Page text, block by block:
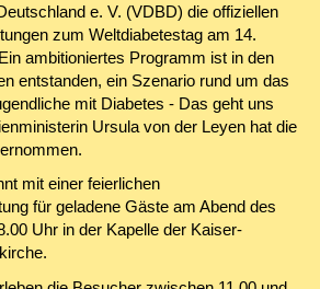
e. V. (VDBD) die offiziellen
zum Weltdiabetestag am 14.
ambitioniertes Programm ist in den
entstanden, ein Szenario rund um das
mit Diabetes - Das geht uns
Ursula von der Leyen hat die
mit einer feierlichen
für geladene Gäste am Abend des
Uhr in der Kapelle der Kaiser-